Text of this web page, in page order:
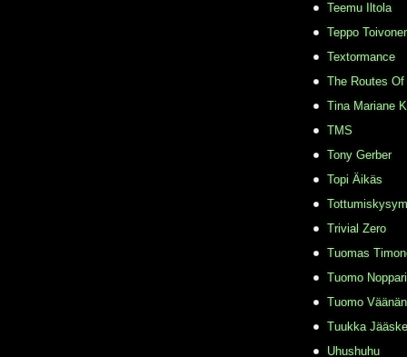
Teemu Iltola
Teppo
Textormance
The Routes
Tina Mariane
TMS
Tony Gerber
Topi Äikäs
Trivial Zero
Tuomas
Tuomo Noppari
Tuomo
Tuukka
Uhushuhu